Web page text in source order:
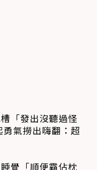
「發出沒聽過怪
氣撈出嗨翻：超
覺「順便霸佔枕